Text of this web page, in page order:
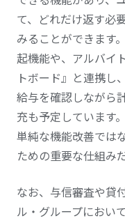
て、どれだけ返す必
みることができます
起機能や、アルバイ
トボード』と連携し
給与を確認しながら
充も予定しています
単純な機能改善では
ための重要な仕組み
なお、与信審査や貸
ル・グループにおい